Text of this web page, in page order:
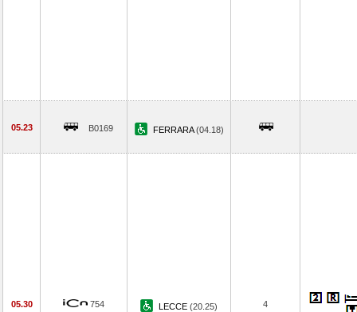
05.23 B0169 FERRARA(04.18)
05.30 754 LECCE (20.25) 4